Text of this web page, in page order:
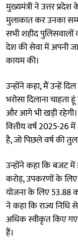
मुख्यमंत्री ने उत्तर
मुलाकात कर उनका
सभी शहीद पुलिसवालों
देश की सेवा में अपनी
कायम की।
उन्होंने कहा, मैं उन्हें
भरोसा दिलाना
और आगे भी खड़ी
वित्तीय वर्ष 2025-
है, जो पिछले वर्ष की
उन्होंने कहा कि बजट में
करोड़, उपकरणों के
योजना के लिए 53.88
ने कहा कि राज्य निधि
अधिक स्वीकृत किए
हैं।